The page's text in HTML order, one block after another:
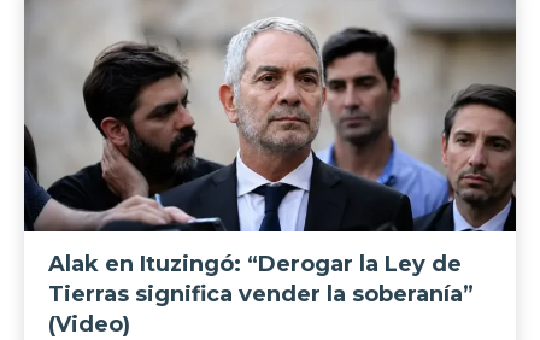
Alak en Ituzingó: “Derogar la Ley de
Tierras significa vender la soberanía”
(Video)